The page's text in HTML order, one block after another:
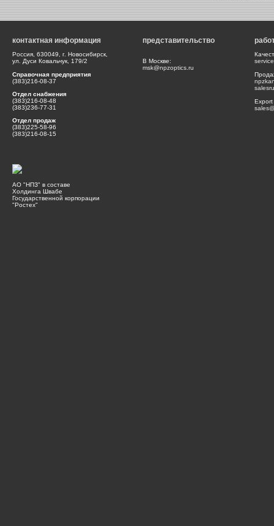
контактная информация
Россия, 630049, г. Новосибирск,
ул. Дуси Ковальчук, 179/2
Справочная предприятия
(383)216-08-37
Отдел снабжения
(383)216-08-48
(383)236-77-31
Отдел продаж
(383)225-58-96
(383)216-08-15
представительство
В Москве:
msk@npzoptics.ru
АО "НПЗ" в составе
Холдинга Швабе
Государственной корпорации
"Ростех"